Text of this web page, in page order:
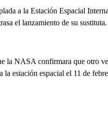
a la Estación Espacial
el lanzamiento de su
la NASA confirmara que otro
la estación espacial el 11 de